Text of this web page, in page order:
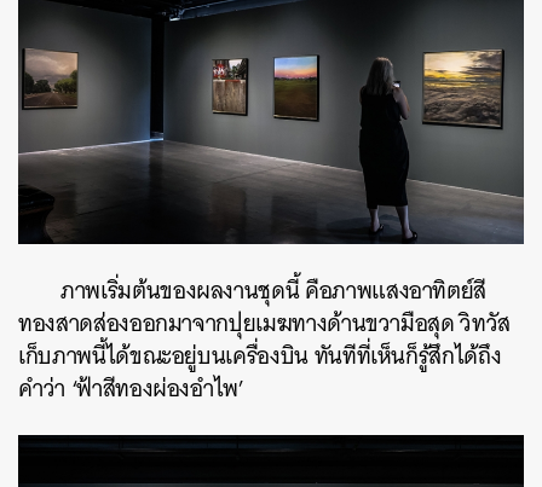
ภาพเริ่มต้นของผลงานชุดนี้ คือภาพแสงอาทิตย์สี
ทองสาดส่องออกมาจากปุยเมฆทางด้านขวามือสุด วิทวัส
เก็บภาพนี้ได้ขณะอยู่บนเครื่องบิน ทันทีที่เห็นก็รู้สึกได้ถึง
คำว่า ‘ฟ้าสีทองผ่องอำไพ’